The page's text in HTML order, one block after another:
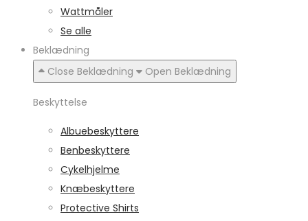
Wattmåler
Se alle
Beklædning
Close Beklædning
Open Beklædning
Beskyttelse
Albuebeskyttere
Benbeskyttere
Cykelhjelme
Knæbeskyttere
Protective Shirts